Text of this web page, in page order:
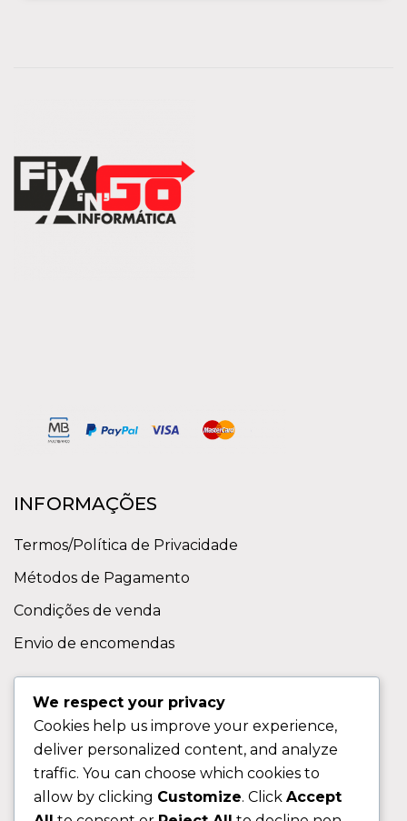
INFORMAÇÕES
Termos/Política de Privacidade
Métodos de Pagamento
Condições de venda
Envio de encomendas
Contactos
Sobre nos
FAQ (Perguntas Frequentes)
We respect your privacy
Cookies help us improve your experience,
deliver personalized content, and analyze
traffic. You can choose which cookies to
allow by clicking Customize. Click Accept